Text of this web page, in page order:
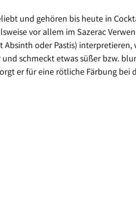
und gehören bis heute in
vor allem im Sazerac
oder Pastis) interpretieren,
schmeckt etwas süßer bzw.
er für eine rötliche Färbung bei